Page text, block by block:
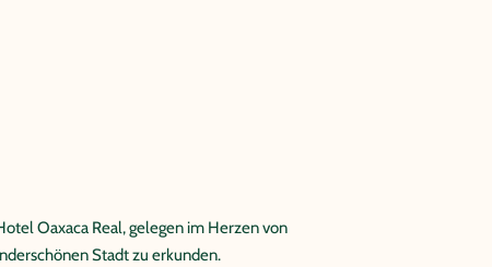
Oaxaca Real, gelegen im Herzen von
Stadt zu erkunden.